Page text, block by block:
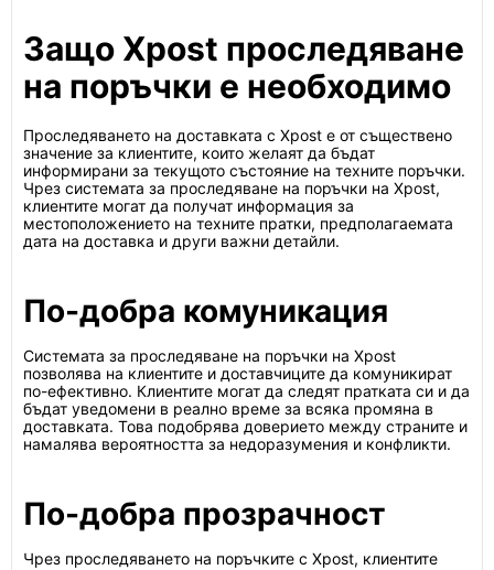
Защо Xpost проследяване
на поръчки е необходимо
Проследяването на доставката с Xpost е от съществено
значение за клиентите, които желаят да бъдат
информирани за текущото състояние на техните поръчки.
Чрез системата за проследяване на поръчки на Xpost,
клиентите могат да получат информация за
местоположението на техните пратки, предполагаемата
дата на доставка и други важни детайли.
По-добра комуникация
Системата за проследяване на поръчки на Xpost
позволява на клиентите и доставчиците да комуникират
по-ефективно. Клиентите могат да следят пратката си и да
бъдат уведомени в реално време за всяка промяна в
доставката. Това подобрява доверието между страните и
намалява вероятността за недоразумения и конфликти.
По-добра прозрачност
Чрез проследяването на поръчките с Xpost, клиентите